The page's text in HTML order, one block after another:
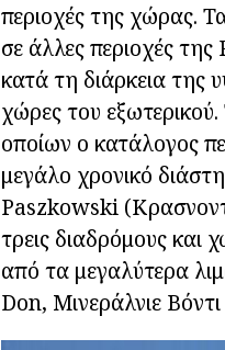
περιοχές της χώρας.
σε άλλες περιοχές της
κατά τη διάρκεια της
χώρες του
οποίων ο κατάλογος
μεγάλο χρονικό
Paszkowski
τρεις διαδρόμους
από τα μεγαλύτερα
Don, Μινεράλνιε